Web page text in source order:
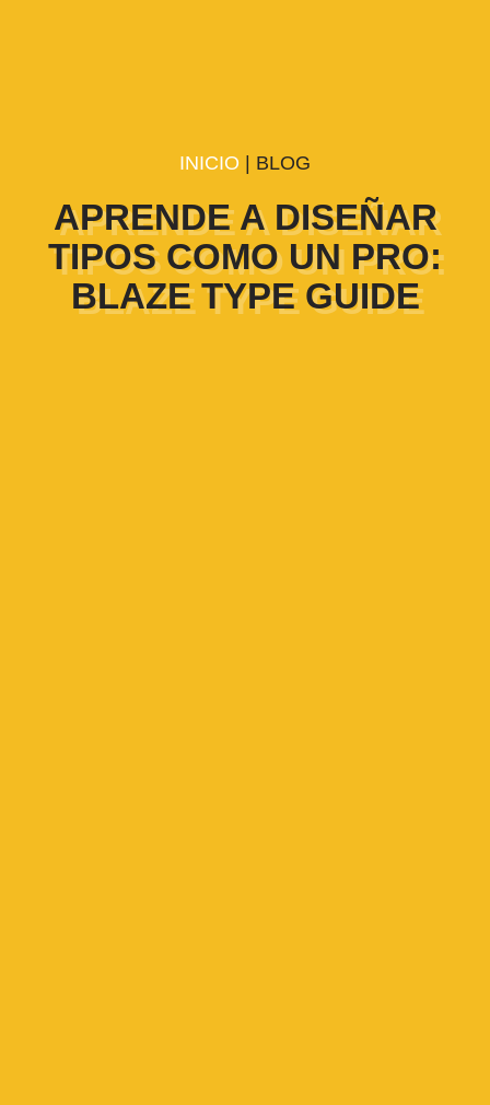
INICIO | BLOG
APRENDE A DISEÑAR
TIPOS COMO UN PRO:
BLAZE TYPE GUIDE